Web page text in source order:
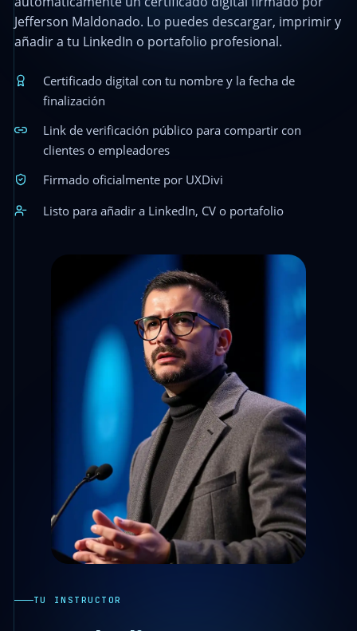
Jefferson Maldonado. Lo puedes descargar, imprimir y
añadir a tu LinkedIn o portafolio profesional.
Certificado digital con tu nombre y la fecha de
finalización
Link de verificación público para compartir con
clientes o empleadores
Firmado oficialmente por UXDivi
Listo para añadir a LinkedIn, CV o portafolio
TU INSTRUCTOR